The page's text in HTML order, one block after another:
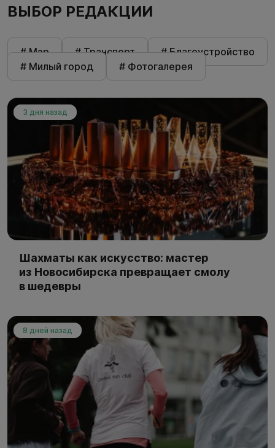
ВЫБОР РЕДАКЦИИ
# Мэр # Транспорт
# Благоустройство
# Милый город
# Фотогалерея
3 дня назад
Шахматы как искусство: мастер
из Новосибирска превращает смолу
в шедевры
8 дней назад